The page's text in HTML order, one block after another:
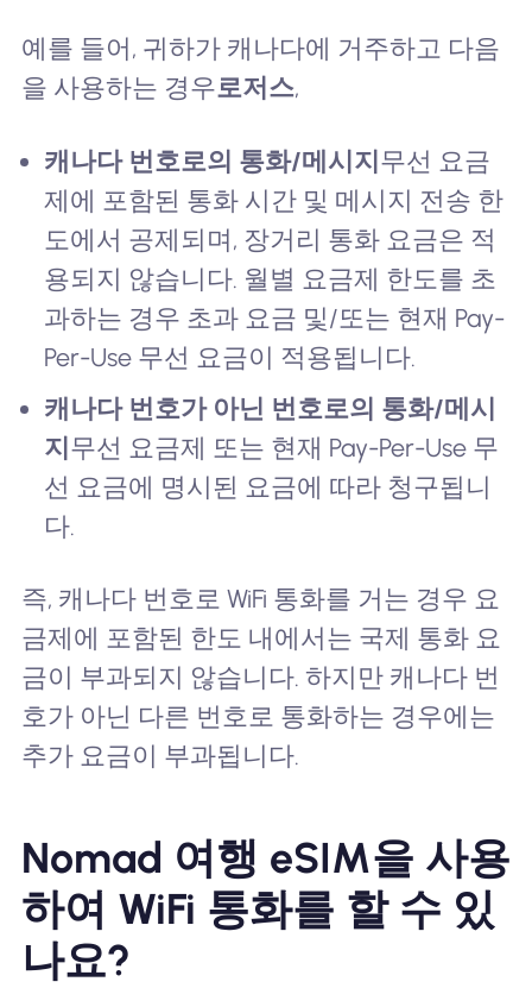
예를 들어, 귀하가 캐나다에 거주하고 다음
을 사용하는 경우로저스,
캐나다 번호로의 통화/메시지 무선 요금
제에 포함된 통화 시간 및 메시지 전송 한
도에서 공제되며, 장거리 통화 요금은 적
용되지 않습니다. 월별 요금제 한도를 초
과하는 경우 초과 요금 및/또는 현재 Pay-
Per-Use 무선 요금이 적용됩니다.
캐나다 번호가 아닌 번호로의 통화/메시
지 무선 요금제 또는 현재 Pay-Per-Use 무
선 요금에 명시된 요금에 따라 청구됩니
다.
즉, 캐나다 번호로 WiFi 통화를 거는 경우 요
금제에 포함된 한도 내에서는 국제 통화 요
금이 부과되지 않습니다. 하지만 캐나다 번
호가 아닌 다른 번호로 통화하는 경우에는
추가 요금이 부과됩니다.
Nomad 여행 eSIM을 사용
하여 WiFi 통화를 할 수 있
나요?